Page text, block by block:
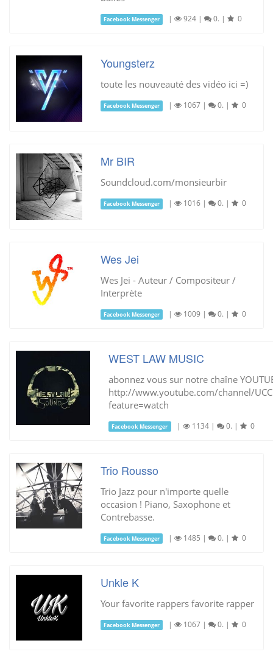
Facebook Messenger | 924 | 0. | 0
Youngsterz
toute les nouveauté des vidéo ici =)
Facebook Messenger | 1067 | 0. | 0
Mr BIR
Soundcloud.com/monsieurbir
Facebook Messenger | 1016 | 0. | 0
Wes Jei
Wes Jei - Auteur / Compositeur /
Interprète
Facebook Messenger | 1009 | 0. | 0
WEST LAW MUSIC
abonnez vous sur notre chaîne
http://www.youtube.com/channel/
feature=watch
Facebook Messenger | 1134| 0. | 0
Trio Rousso
Trio Jazz pour n'importe quelle
occasion ! Piano, Saxophone et
Contrebasse.
Facebook Messenger | 1485 | 0. | 0
Unkle K
Your favorite rappers favorite rapper
Facebook Messenger | 1067 | 0. | 0